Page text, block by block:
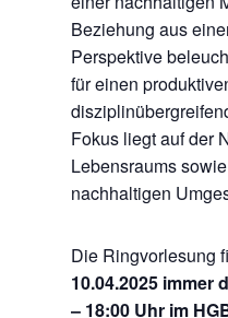
Beziehung aus
Perspektive
für einen
Fokus liegt auf der
Lebensraums
nachhaltigen
Die Ringvorlesung
10.04.2025 immer
– 18:00 Uhr im